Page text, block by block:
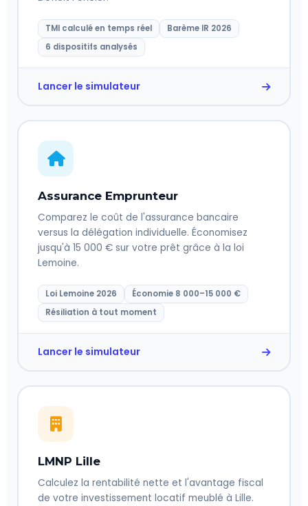
TMI calculé en temps réel
Barème IR 2026
6 dispositifs analysés
Lancer le simulateur
Assurance Emprunteur
Comparez le coût de l'assurance bancaire
versus la délégation individuelle. Économisez
jusqu'à 15 000 € sur votre prêt grâce à la loi
Lemoine.
Loi Lemoine 2026
Économie 8 000–15 000 €
Résiliation à tout moment
Lancer le simulateur
LMNP Lille
Calculez la rentabilité nette et l'avantage fiscal
de votre investissement locatif meublé à Lille.